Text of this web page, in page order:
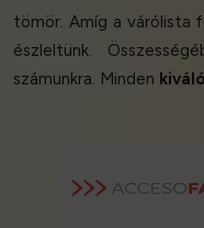
tömör. Amíg a várólista
észleltünk.
számunkra. Minden kiváló